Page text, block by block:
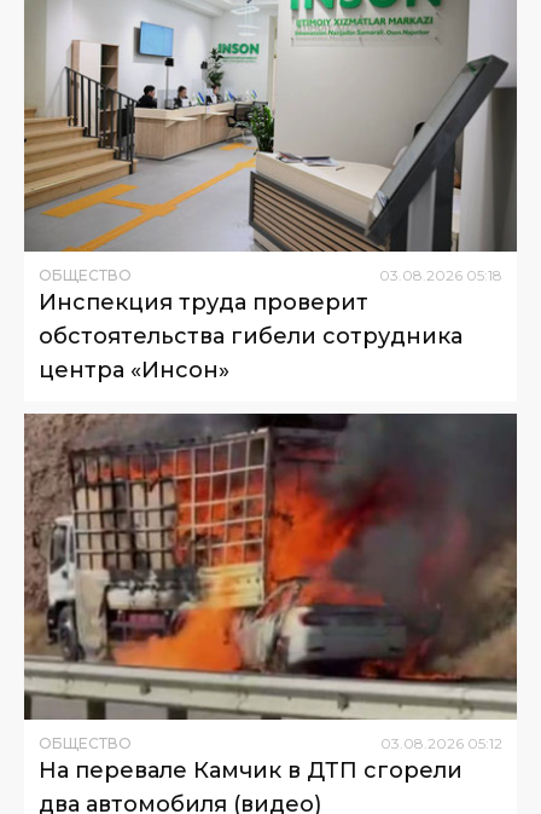
ОБЩЕСТВО 03.08.2026 05:18
Инспекция труда проверит
обстоятельства гибели сотрудника
центра «Инсон»
ОБЩЕСТВО 03.08.2026 05:12
На перевале Камчик в ДТП сгорели
два автомобиля (видео)